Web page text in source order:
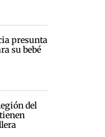
presunta
su bebé
del